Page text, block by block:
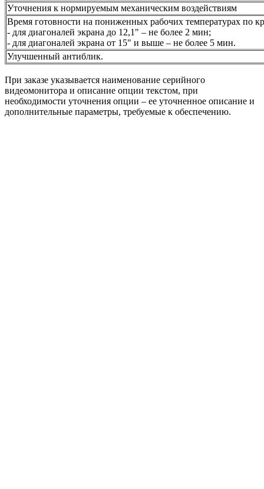
Уточнения к нормируемым механическим воздействиям
Время готовности на пониженных рабочих температурах по
- для диагоналей экрана до 12,1" – не более 2 мин;
- для диагоналей экрана от 15" и выше – не более 5 мин.
Улучшенный антиблик.
При заказе указывается наименование серийного
видеомонитора и описание опции текстом, при
необходимости уточнения опции – ее уточненное описание и
дополнительные параметры, требуемые к обеспечению.